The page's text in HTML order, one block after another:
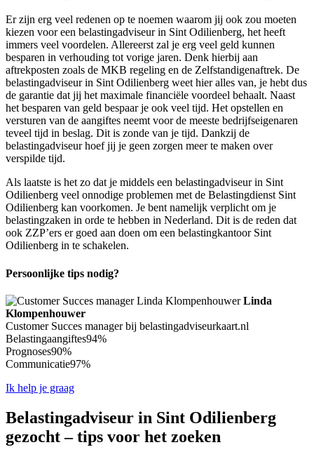
Er zijn erg veel redenen op te noemen waarom jij ook zou moeten
kiezen voor een belastingadviseur in Sint Odilienberg, het heeft
immers veel voordelen. Allereerst zal je erg veel geld kunnen
besparen in verhouding tot vorige jaren. Denk hierbij aan
aftrekposten zoals de MKB regeling en de Zelfstandigenaftrek. De
belastingadviseur in Sint Odilienberg weet hier alles van, je hebt dus
de garantie dat jij het maximale financiële voordeel behaalt. Naast
het besparen van geld bespaar je ook veel tijd. Het opstellen en
versturen van de aangiftes neemt voor de meeste bedrijfseigenaren
teveel tijd in beslag. Dit is zonde van je tijd. Dankzij de
belastingadviseur hoef jij je geen zorgen meer te maken over
verspilde tijd.
Als laatste is het zo dat je middels een belastingadviseur in Sint
Odilienberg veel onnodige problemen met de Belastingdienst Sint
Odilienberg kan voorkomen. Je bent namelijk verplicht om je
belastingzaken in orde te hebben in Nederland. Dit is de reden dat
ook ZZP’ers er goed aan doen om een belastingkantoor Sint
Odilienberg in te schakelen.
Persoonlijke tips nodig?
Linda
Klompenhouwer
Customer Succes manager bij belastingadviseurkaart.nl
Belastingaangiftes94%
Prognoses90%
Communicatie97%
Ik help je graag
Belastingadviseur in Sint Odilienberg
gezocht – tips voor het zoeken